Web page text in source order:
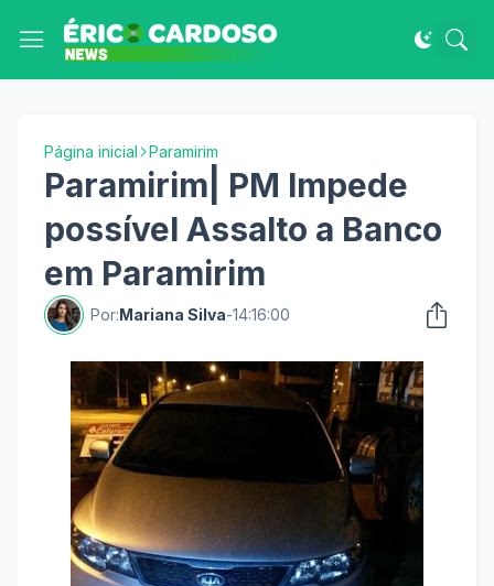
Página inicial Paramirim
Paramirim| PM Impede
possível Assalto a Banco
em Paramirim
Por:Mariana Silva-14:16:00